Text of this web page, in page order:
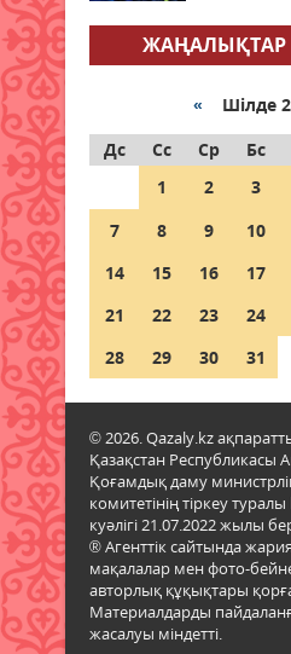
орман өрті тіркелді
08 тамыз 2026 ж.
Ғалымдар
болып туғаныңыз
қалай әсер ететінін
08 тамыз 2026 ж.
1 қыркүйектен
шектеу: Қазақстанға
көліктерді әкелуге
08 тамыз 2026 ж.
Гранттан қағылған
талапкерлерге тағы
мүмкіндік: 4 мыңнан
бар
08 тамыз 2026 ж.
Азаматтық
ЖАҢАЛЫҚТАР
« Шілде
Дс
Сс Ср Бс
1
2 3
7
8 9 10
14
15 16 17
21
22 23 24
28
29 30 31
© 2026. Qazaly.kz
Қазақстан Республикасы
Қоғамдық даму
комитетінің тіркеу
куәлігі 21.07.2022 жылы
® Агенттік сайтында
мақалалар мен фото-
авторлық құқықтары
Материалдарды
жасалуы міндетті.